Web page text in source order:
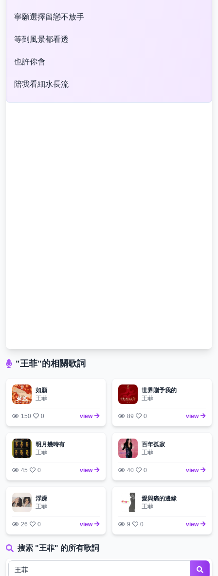
寧願選擇留戀不放手
等到風景都看透
也許你會
陪我看細水長流
"王菲"的相關歌詞
如願
王菲
150 0 view
世界贈予我的
王菲
89 0 view
明月幾時有
王菲
45 0 view
百年孤寂
王菲
40 0 view
浮躁
王菲
26 0 view
愛與痛的邊緣
王菲
9 0 view
搜索 "王菲" 的所有歌詞